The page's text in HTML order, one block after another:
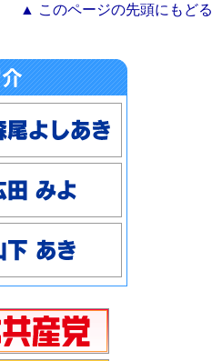
▲ このページの先頭にもどる